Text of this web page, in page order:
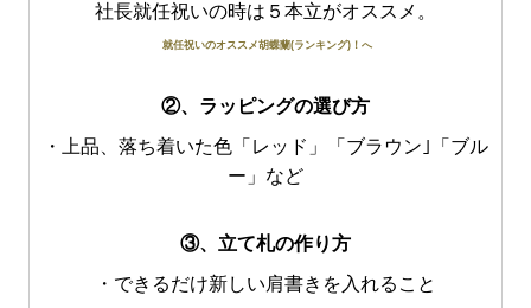
社長就任祝いの時は５本立がオススメ。
就任祝いのオススメ胡蝶蘭(ランキング)！へ
②、ラッピングの選び方
・上品、落ち着いた色「レッド」「ブラウン｣「ブル
ー」など
③、立て札の作り方
・できるだけ新しい肩書きを入れること